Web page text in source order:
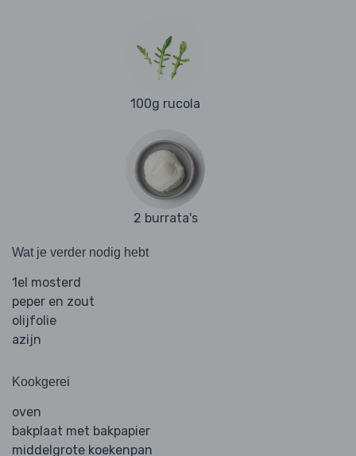
100g rucola
2 burrata's
Wat je verder nodig hebt
1el mosterd
peper en zout
olijfolie
azijn
Kookgerei
oven
bakplaat met bakpapier
middelgrote koekenpan